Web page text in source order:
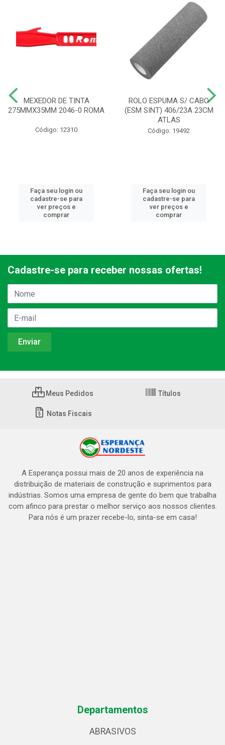
MEXEDOR DE TINTA
275MMX35MM 2046-0 ROMA
Código: 12310
Faça seu login ou
cadastre-se para
ver preços e
comprar
ROLO ESPUMA S/ CABO
(ESM SINT) 406/23A 23CM
ATLAS
Código: 19492
Faça seu login ou
cadastre-se para
ver preços e
comprar
Cadastre-se para receber nossas ofertas!
Meus Pedidos Títulos
Notas Fiscais
A Esperança possui mais de 20 anos de experiência na
distribuição de materiais de construção e suprimentos para
indústrias. Somos uma empresa de gente do bem que trabalha
com afinco para prestar o melhor serviço aos nossos clientes.
Para nós é um prazer recebe-lo, sinta-se em casa!
Departamentos
ABRASIVOS